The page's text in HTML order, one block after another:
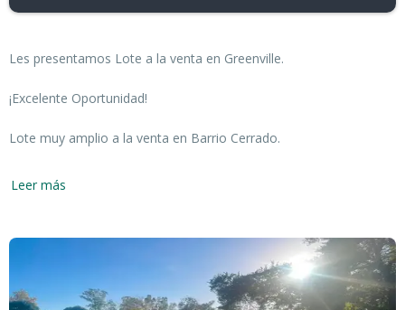
Les presentamos Lote a la venta en Greenville.
¡Excelente Oportunidad!
Lote muy amplio a la venta en Barrio Cerrado.
Un desarrollo pensado para quienes buscan combinar naturaleza,
confort y estilo de vida. Greenville ofrece una experiencia única
donde el deporte, el relax y la vida social se integran en un
entorno de primer nivel.
Leer más